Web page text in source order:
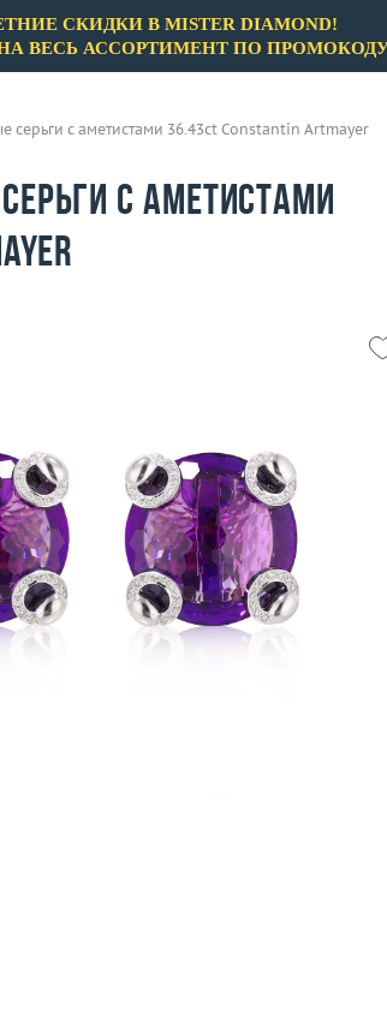
СКИДКИ В MISTER DIAMOND!
ВЕСЬ АССОРТИМЕНТ ПО
серьги с аметистами 36.43ct Constantin Artmayer
с аметистами